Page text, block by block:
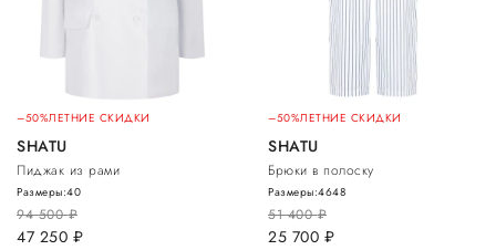
–50%ЛЕТНИЕ СКИДКИ
SHATU
Пиджак из рами
94 500руб.
47 250 руб.
Размеры:40
–50%ЛЕТНИЕ СКИДКИ
SHATU
Брюки в полоску
51 400руб.
25 700 руб.
Размеры:4648